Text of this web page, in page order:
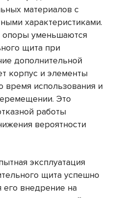
материалов с
характеристиками.
опоры уменьшаются
щита при
дополнительной
корпус и элементы
время использования и
Это
работы
вероятности
эксплуатация
щита успешно
его внедрение на